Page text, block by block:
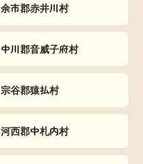
余市郡赤井川村
中川郡音威子府村
宗谷郡猿払村
河西郡中札内村